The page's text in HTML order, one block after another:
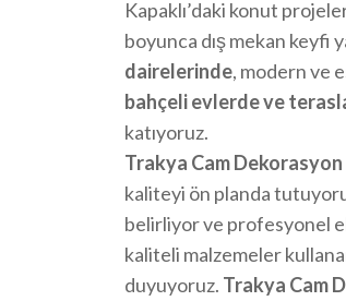
Kapaklı’daki konut
boyunca dış mekan keyfi
dairelerinde, modern ve
bahçeli evlerde ve
katıyoruz.
Trakya Cam
kaliteyi ön planda
belirliyor ve profesyonel
kaliteli malzemeler
duyuyoruz. Trakya Cam